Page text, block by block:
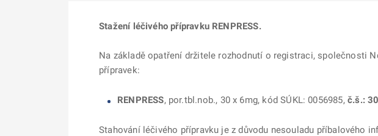
Stažení léčivého přípravku RENPRESS.
Na základě opatření držitele rozhodnutí o registraci, společnosti
přípravek:
RENPRESS, por.tbl.nob., 30 x 6mg, kód SÚKL: 0056985, č.š.:
Stahování léčivého přípravku je z důvodu nesouladu příbalového